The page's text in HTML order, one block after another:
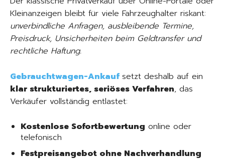
Kleinanzeigen bleibt für viele Fahrzeughalter riskant:
unverbindliche Anfragen, ausbleibende Termine,
Preisdruck, Unsicherheiten beim Geldtransfer und
rechtliche Haftung.
Gebrauchtwagen-Ankauf setzt deshalb auf ein
klar strukturiertes, seriöses Verfahren, das
Verkäufer vollständig entlastet:
Kostenlose Sofortbewertung online oder
telefonisch
Festpreisangebot ohne Nachverhandlung